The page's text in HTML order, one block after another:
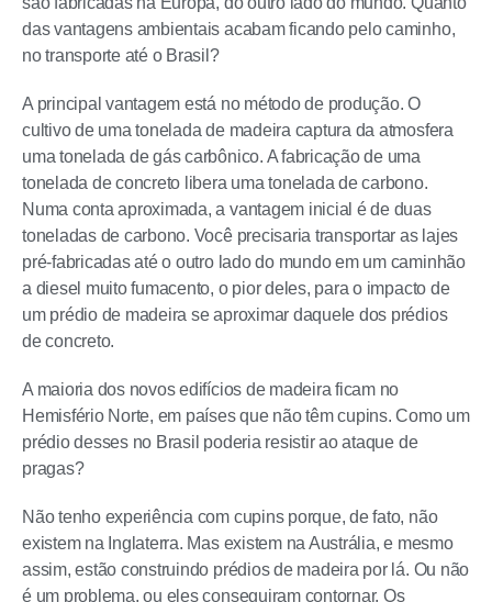
das vantagens ambientais acabam ficando pelo caminho,
no transporte até o Brasil?
A principal vantagem está no método de produção. O
cultivo de uma tonelada de madeira captura da atmosfera
uma tonelada de gás carbônico. A fabricação de uma
tonelada de concreto libera uma tonelada de carbono.
Numa conta aproximada, a vantagem inicial é de duas
toneladas de carbono. Você precisaria transportar as lajes
pré-fabricadas até o outro lado do mundo em um caminhão
a diesel muito fumacento, o pior deles, para o impacto de
um prédio de madeira se aproximar daquele dos prédios
de concreto.
A maioria dos novos edifícios de madeira ficam no
Hemisfério Norte, em países que não têm cupins. Como um
prédio desses no Brasil poderia resistir ao ataque de
pragas?
Não tenho experiência com cupins porque, de fato, não
existem na Inglaterra. Mas existem na Austrália, e mesmo
assim, estão construindo prédios de madeira por lá. Ou não
é um problema, ou eles conseguiram contornar. Os